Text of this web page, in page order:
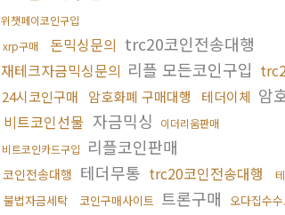
위챗페이코인구입
xrp구매
돈믹싱문의 trc20코인전송대행
재테크자금믹싱문의 리플 모든코인구입
24시코인구매 암호화폐 구매대행 테더이체 암
비트코인선물 자금믹싱
이더리움판매
비트코인카드구입
리플코인판매
코인전송대행 테더무통 trc20코인전송대행
불법자금세탁 코인구매사이트 트론구매 오다집수